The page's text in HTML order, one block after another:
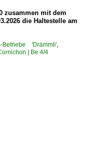
zusammen mit dem
die Haltestelle am
Betriebe 'Drämmli'
| Be 4/4